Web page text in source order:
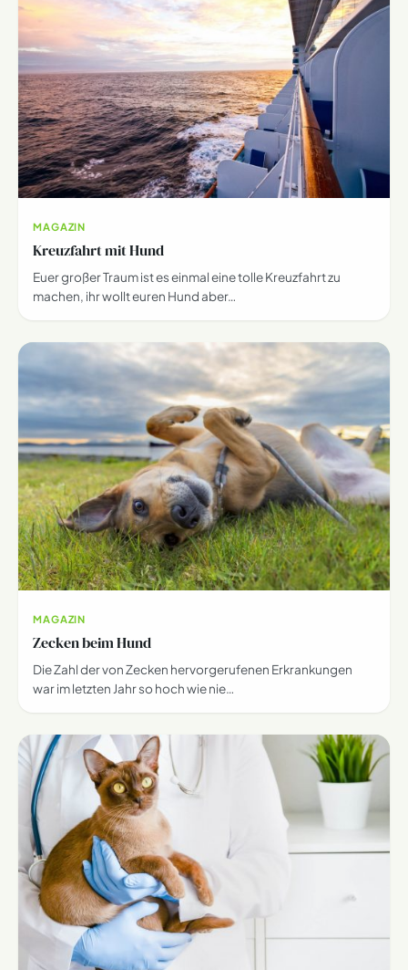
MAGAZIN
Kreuzfahrt mit Hund
Euer großer Traum ist es einmal eine tolle Kreuzfahrt zu
machen, ihr wollt euren Hund aber…
MAGAZIN
Zecken beim Hund
Die Zahl der von Zecken hervorgerufenen Erkrankungen
war im letzten Jahr so hoch wie nie…